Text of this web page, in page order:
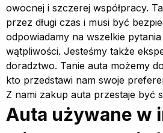
owocnej i szczerej współpracy.
przez długi czas i musi być
odpowiadamy na wszelkie
wątpliwości. Jesteśmy także
doradztwo. Tanie auta możemy
kto przedstawi nam swoje
Z nami zakup auta przestaje być
Auta używane w